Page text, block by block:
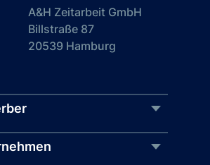
A&H Zeitarbeit GmbH
Billstraße 87
20539 Hamburg